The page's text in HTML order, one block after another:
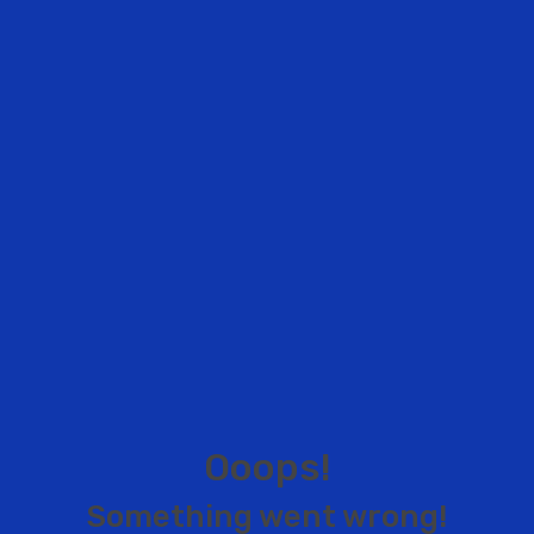
Ooops!
Something went wrong!